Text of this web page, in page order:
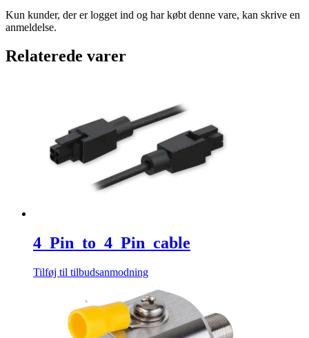
Kun kunder, der er logget ind og har købt denne vare, kan skrive en
anmeldelse.
Relaterede varer
4_Pin_to_4_Pin_cable
Tilføj til tilbudsanmodning